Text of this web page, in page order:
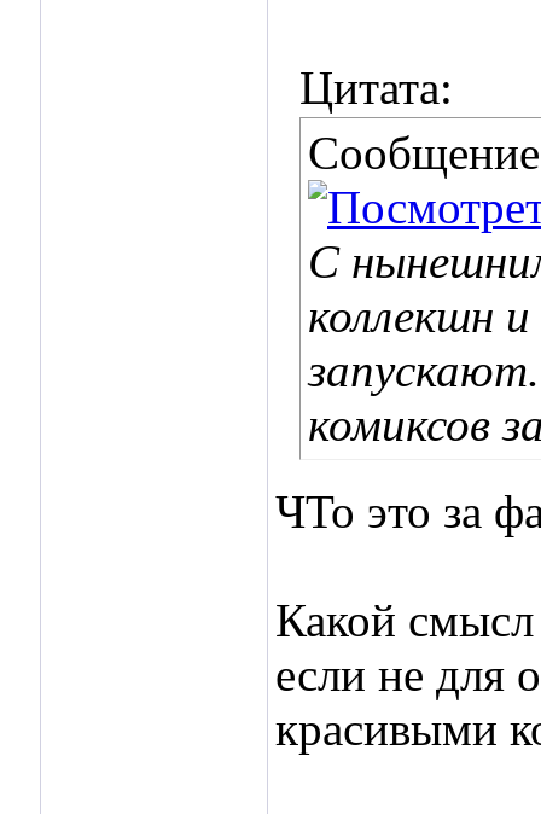
Цитата:
С
коллекшн
комиксов
ЧТо это за
Какой смысл
если не для
красивыми